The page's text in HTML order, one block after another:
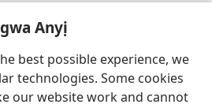
Anyị
best possible experience, we
technologies. Some cookies
our website work and cannot
DỊ N’ỊNTANET™